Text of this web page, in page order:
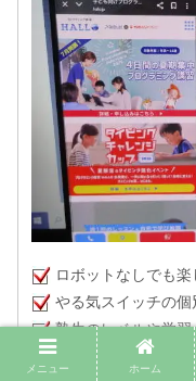
ロボットなしでも
やる気スイッチの
塾生のレベルや学習
対象：6歳〜高校3年
メニュー ホーム